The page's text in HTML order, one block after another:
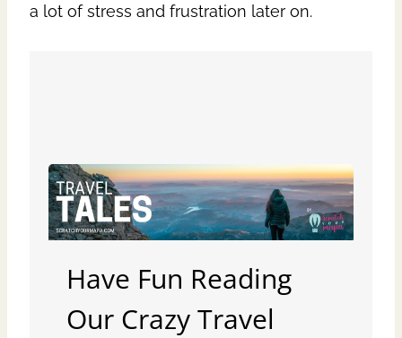
a lot of stress and frustration later on.
Have Fun Reading
Our Crazy Travel